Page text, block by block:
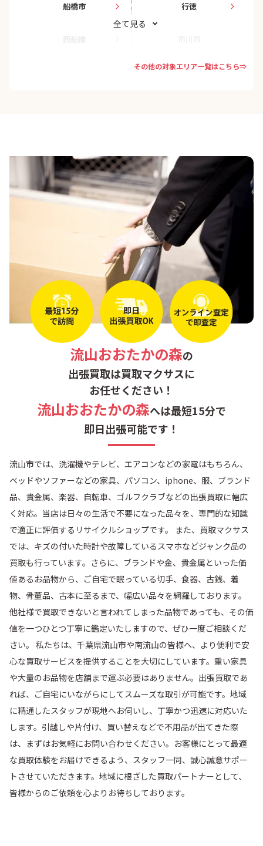
船橋市 行徳
八千代市
野田市
四街道市 八街市
印西市 白井市
富里市 香取市
銚子市 旭市
匝瑳市 山武市
東金市 茂原市
大網白里市
勝浦市
館山市 南房総市
君津市 木更津市
袖ケ浦市 富津市
全て見る
その他の対象エリア一覧はこちら⇒
流山おおたかの森の
出張買取は買取マクサスに
お任せください！
流山おおたかの森へは最短15分で
即日出張可能です！
流山市では、洗濯機やテレビ、エアコンなどの家電はもちろん、
ベッドやソファーなどの家具、パソコン、iphone、服、ブランド
品、貴金属、楽器、自転車、ゴルフクラブなどの出張買取に幅広
く対応。当店は日々の生活で不要になった品々を、専門的な知識
で適正に評価するリサイクルショップです。 また、買取マクサス
では、キズの付いた時計や故障しているスマホなどジャンク品の
買取も行っています。さらに、ブランドや金、貴金属といった価
値あるお品物から、ご自宅で眠っている切手、食器、古銭、着
物、骨董品、古本に至るまで、幅広い品々を網羅しております。
他社様で買取できないと言われてしまった品物であっても、その価
値を一つひとつ丁寧に鑑定いたしますので、ぜひ一度ご相談くだ
さい。 私たちは、千葉県流山市や南流山の皆様へ、より便利で安
心な買取サービスを提供することを大切にしています。重い家具
や大量のお品物を店舗まで運ぶ必要はありません。出張買取であ
れば、ご自宅にいながらにしてスムーズな取引が可能です。地域
に精通したスタッフが現地へお伺いし、丁寧かつ迅速に対応いた
します。引越しや片付け、買い替えなどで不用品が出てきた際
は、まずはお気軽にお問い合わせください。お客様にとって最適
な買取体験をお届けできるよう、スタッフ一同、誠心誠意サポー
トさせていただきます。地域に根ざした買取パートナーとして、
皆様からのご依頼を心よりお待ちしております。